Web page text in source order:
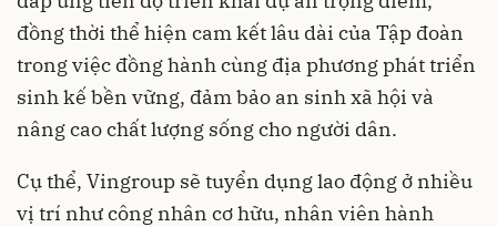
đồng thời thể hiện cam kết lâu dài của Tập đoàn
trong việc đồng hành cùng địa phương phát triển
sinh kế bền vững, đảm bảo an sinh xã hội và
nâng cao chất lượng sống cho người dân.
Cụ thể, Vingroup sẽ tuyển dụng lao động ở nhiều
vị trí như công nhân cơ hữu, nhân viên hành